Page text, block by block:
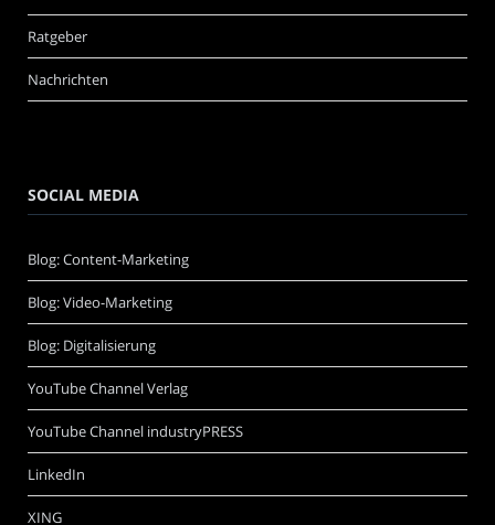
Ratgeber
Nachrichten
SOCIAL MEDIA
Blog: Content-Marketing
Blog: Video-Marketing
Blog: Digitalisierung
YouTube Channel Verlag
YouTube Channel industryPRESS
LinkedIn
XING